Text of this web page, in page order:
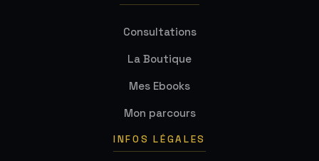
Consultations
La Boutique
Mes Ebooks
Mon parcours
INFOS LÉGALES